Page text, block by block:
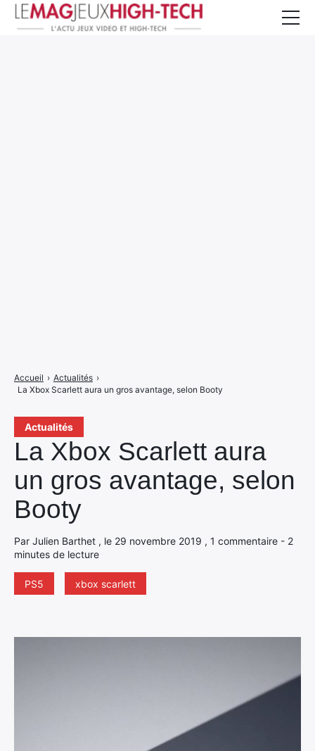
Actualités
La Xbox Scarlett aura
un gros avantage, selon
Booty
Par Julien Barthet , le 29 novembre 2019 , 1 commentaire - 2
minutes de lecture
PS5 xbox scarlett
Accueil › Actualités ›
La Xbox Scarlett aura un gros avantage, selon Booty